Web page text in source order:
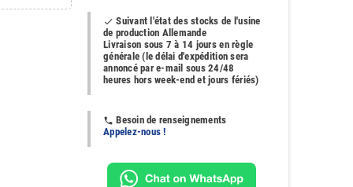
done Suivant l'état des stocks de l'usine
de production Allemande
Livraison sous 7 à 14 jours en règle
générale (le délai d'expédition sera
annoncé par e-mail sous 24/48
heures hors week-end et jours fériés)
phone Besoin de renseignements
Appelez-nous !